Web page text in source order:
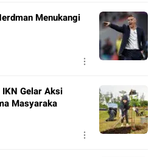
Menukangi
Gelar Aksi
Masyaraka